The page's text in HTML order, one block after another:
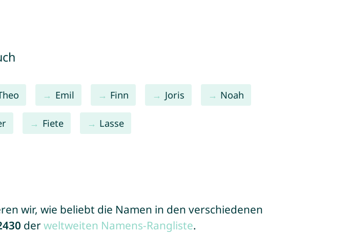
Emil Finn Joris Noah
Fiete Lasse
wir, wie beliebt die Namen in den verschiedenen
derweltweiten Namens-Rangliste.